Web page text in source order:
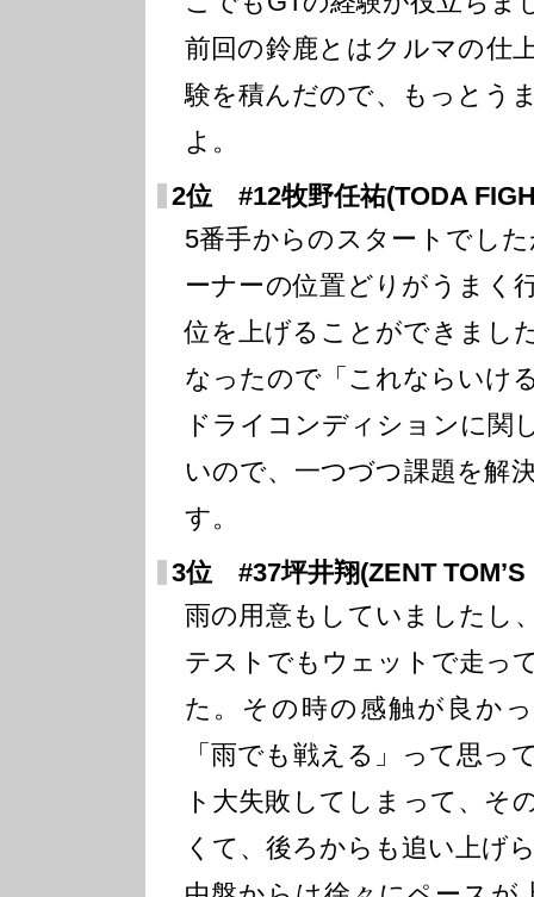
前回の鈴鹿とはクルマの仕
験を積んだので、もっとう
よ。
2位 #12牧野任祐(TODA
5番手からのスタートでし
ーナーの位置どりがうまく
位を上げることができまし
なったので「これならいけ
ドライコンディションに関
いので、一つづつ課題を解
す。
3位 #37坪井翔(ZENT TOM’S
雨の用意もしていましたし
テストでもウェットで走っ
た。その時の感触が良か
「雨でも戦える」って思っ
ト大失敗してしまって、そ
くて、後ろからも追い上げ